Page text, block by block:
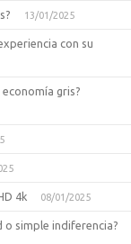
13/01/2025
con su
gris?
4k 08/01/2025
o simple indiferencia?